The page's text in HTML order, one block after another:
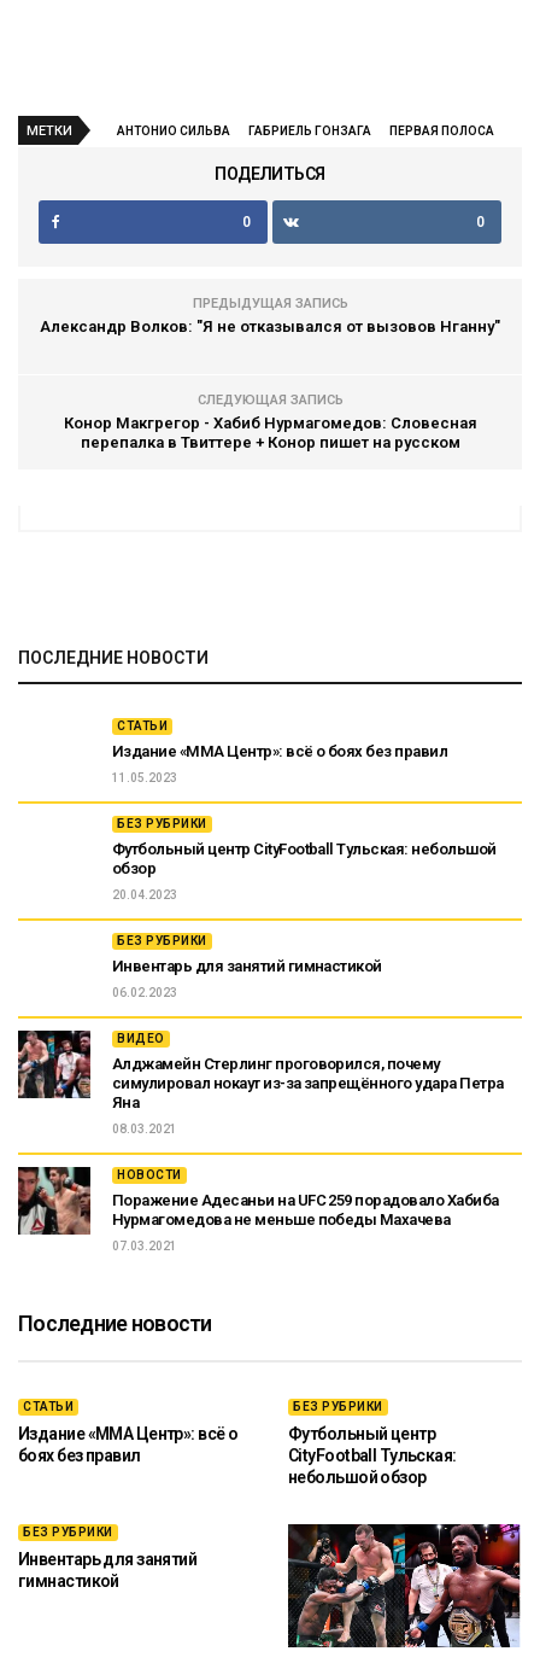
МЕТКИ АНТОНИО СИЛЬВА ГАБРИЕЛЬ ГОНЗАГА ПЕРВАЯ ПОЛОСА
ПОДЕЛИТЬСЯ
0 0
ПРЕДЫДУЩАЯ ЗАПИСЬ
Александр Волков: "Я не отказывался от вызовов Нганну"
СЛЕДУЮЩАЯ ЗАПИСЬ
Конор Макгрегор - Хабиб Нурмагомедов: Словесная
перепалка в Твиттере + Конор пишет на русском
ПОСЛЕДНИЕ НОВОСТИ
СТАТЬИ
Издание «ММА Центр»: всё о боях без правил
11.05.2023
БЕЗ РУБРИКИ
Футбольный центр CityFootball Тульская: небольшой
обзор
20.04.2023
БЕЗ РУБРИКИ
Инвентарь для занятий гимнастикой
06.02.2023
ВИДЕО
Алджамейн Стерлинг проговорился, почему
симулировал нокаут из-за запрещённого удара Петра
Яна
08.03.2021
НОВОСТИ
Поражение Адесаньи на UFC 259 порадовало Хабиба
Нурмагомедова не меньше победы Махачева
07.03.2021
Последние новости
СТАТЬИ
Издание «ММА Центр»: всё о
боях без правил
БЕЗ РУБРИКИ
Футбольный центр
CityFootball Тульская:
небольшой обзор
БЕЗ РУБРИКИ
Инвентарь для занятий
гимнастикой